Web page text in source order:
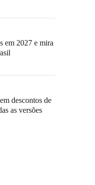
em 2027 e mira
descontos de
as versões